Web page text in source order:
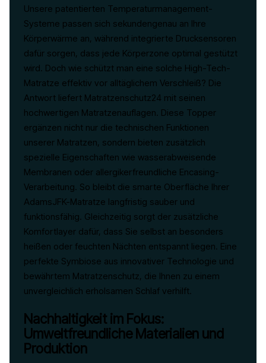
Unsere patentierten Temperaturmanagement-
Systeme passen sich sekundengenau an Ihre
Körperwärme an, während integrierte Drucksensoren
dafür sorgen, dass jede Körperzone optimal gestützt
wird. Doch wie schützt man eine solche High-Tech-
Matratze effektiv vor alltäglichem Verschleiß? Die
Antwort liefert Matratzenschutz24 mit seinen
hochwertigen Matratzenauflagen. Diese Topper
ergänzen nicht nur die technischen Funktionen
unserer Matratzen, sondern bieten zusätzlich
spezielle Eigenschaften wie wasserabweisende
Membranen oder allergikerfreundliche Encasing-
Verarbeitung. So bleibt die smarte Oberfläche Ihrer
AdamsJFK-Matratze langfristig sauber und
funktionsfähig. Gleichzeitig sorgt der zusätzliche
Komfortlayer dafür, dass Sie selbst an besonders
heißen oder feuchten Nächten entspannt liegen. Eine
perfekte Symbiose aus innovativer Technologie und
bewährtem Matratzenschutz, die Ihnen zu einem
unvergleichlich erholsamen Schlaf verhilft.
Nachhaltigkeit im Fokus:
Umweltfreundliche Materialien und
Produktion